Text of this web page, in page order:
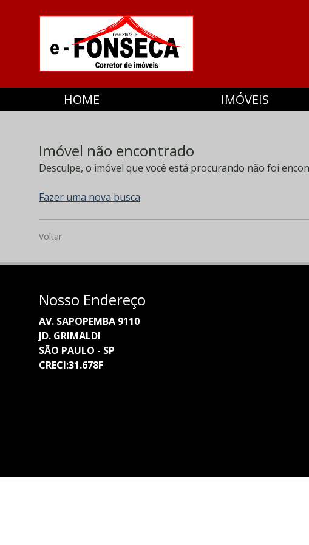
HOME IMÓVEIS
Imóvel não encontrado
Desculpe, o imóvel que você está procurando não foi
Fazer uma nova busca
Voltar
Nosso Endereço
AV. SAPOPEMBA 9110
JD. GRIMALDI
SÃO PAULO - SP
CRECI:31.678F